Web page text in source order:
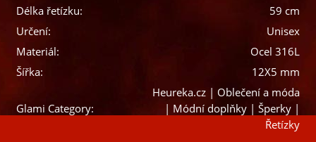
Délka řetízku:
59 cm
Určení:
Unisex
Materiál:
Ocel 316L
Šířka:
12X5 mm
Glami Category:
Heureka.cz | Oblečení a móda
| Módní doplňky | Šperky |
Řetízky